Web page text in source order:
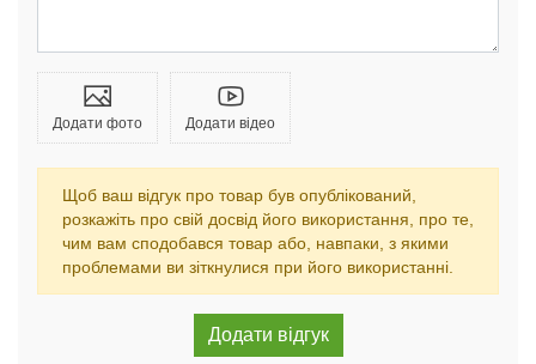
Додати фото Додати відео
Щоб ваш відгук про товар був опублікований,
розкажіть про свій досвід його використання, про те,
чим вам сподобався товар або, навпаки, з якими
проблемами ви зіткнулися при його використанні.